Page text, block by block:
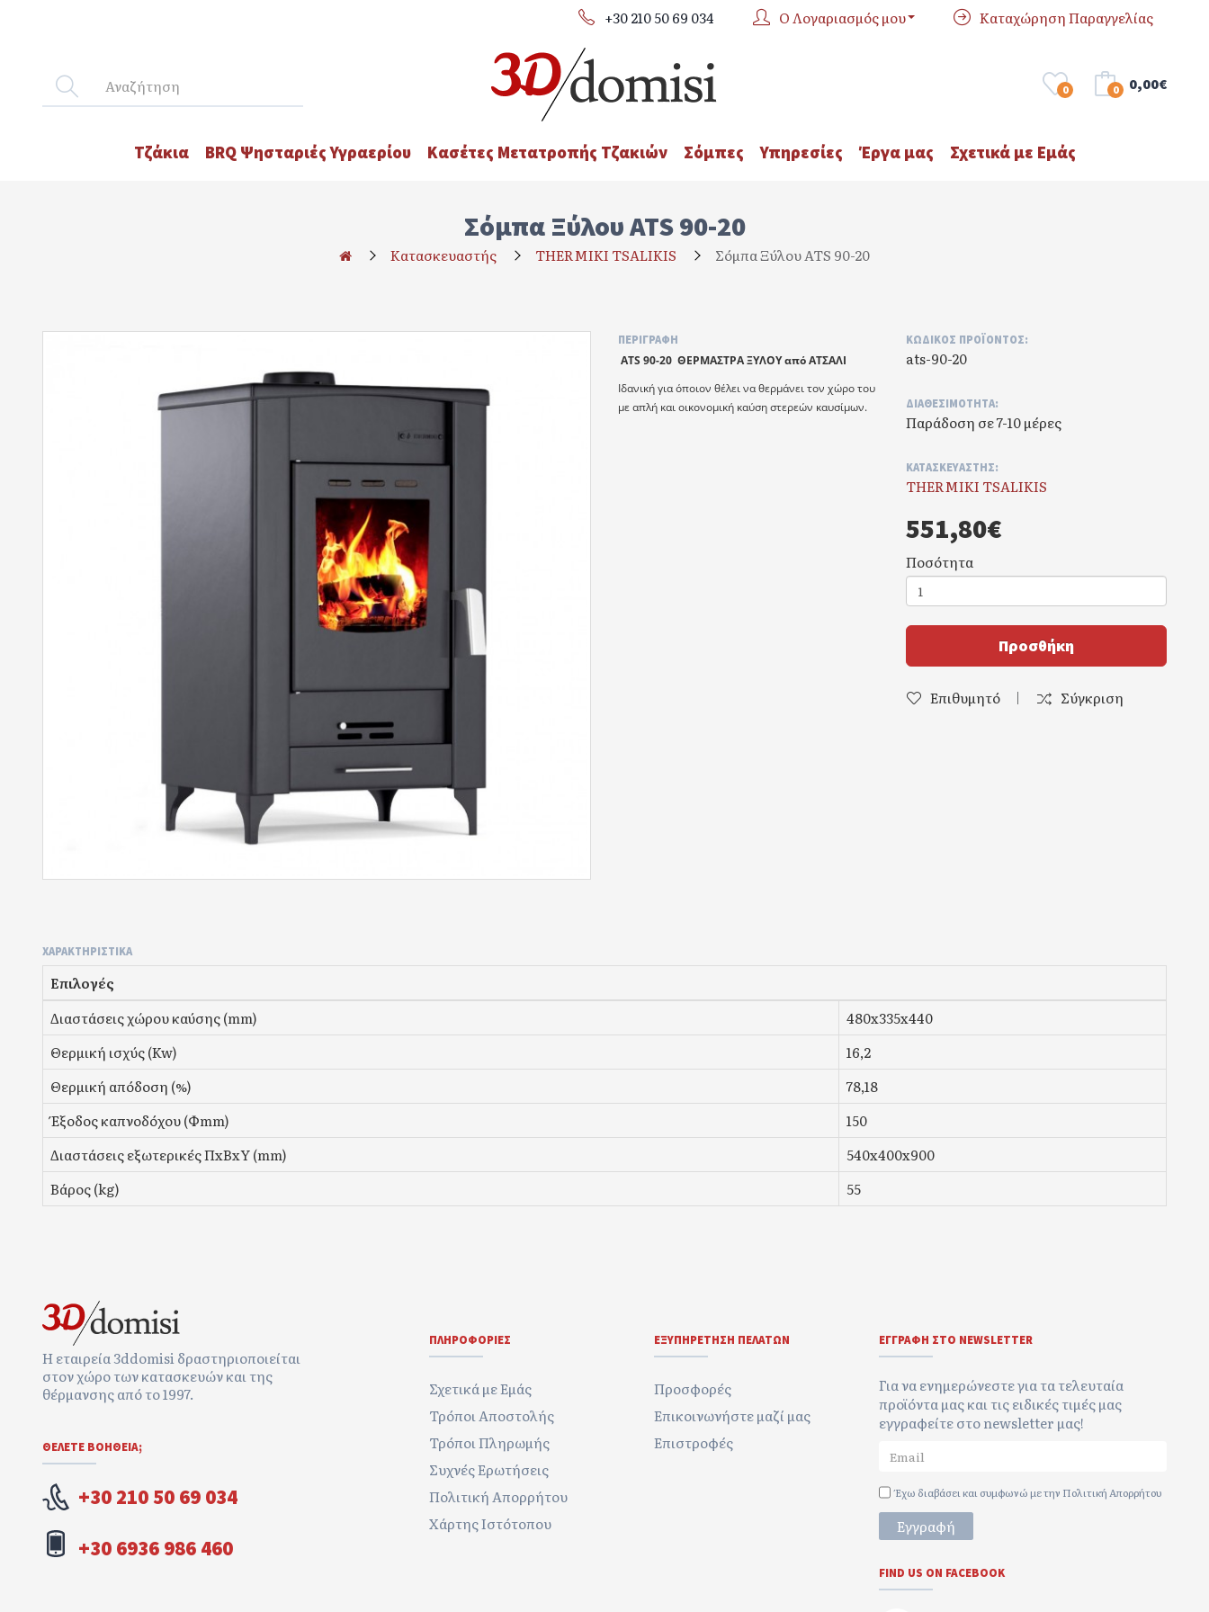
+30 210 50 69 034 Ο Λογαριασμός μου Καταχώρηση Παραγγελίας
0 0 0,00€
Τζάκια BRQ Ψησταριές Υγραερίου Κασέτες Μετατροπής Τζακιών Σόμπες Υπηρεσίες Έργα μας Σχετικά με Εμάς
Σόμπα Ξύλου ATS 90-20
Κατασκευαστής THERMIKI TSALIKIS Σόμπα Ξύλου ATS 90-20
ΚΩΔΙΚΌΣ ΠΡΟΪΌΝΤΟΣ:
ats-90-20
ΔΙΑΘΕΣΙΜΌΤΗΤΑ:
Παράδοση σε 7-10 μέρες
ΚΑΤΑΣΚΕΥΑΣΤΉΣ:
THERMIKI TSALIKIS
551,80€
Ποσότητα
Προσθήκη
Επιθυμητό Σύγκριση
ΠΕΡΙΓΡΑΦΉ
ATS 90-20 ΘΕΡΜΑΣΤΡΑ ΞΥΛΟΥ από ΑΤΣΑΛΙ
Ιδανική για όποιον θέλει να θερμάνει τον χώρο του
με απλή και οικονομική καύση στερεών καυσίμων.
ΧΑΡΑΚΤΗΡΙΣΤΙΚΆ
Επιλογές
Διαστάσεις χώρου καύσης (mm)
480x335x440
Θερμική ισχύς (Kw)
16,2
Θερμική απόδοση (%)
78,18
Έξοδος καπνοδόχου (Φmm)
150
Διαστάσεις εξωτερικές ΠxΒxΥ (mm)
540x400x900
Βάρος (kg)
55
Η εταιρεία 3ddomisi δραστηριοποιείται
στον χώρο των κατασκευών και της
θέρμανσης από το 1997.
ΘΕΛΕΤΕ ΒΟΉΘΕΙΑ;
+30 210 50 69 034
+30 6936 986 460
ΠΛΗΡΟΦΟΡΊΕΣ
Σχετικά με Εμάς
Τρόποι Αποστολής
Τρόποι Πληρωμής
Συχνές Ερωτήσεις
Πολιτική Απορρήτου
Χάρτης Ιστότοπου
ΕΞΥΠΗΡΈΤΗΣΗ ΠΕΛΑΤΏΝ
Προσφορές
Επικοινωνήστε μαζί μας
Επιστροφές
ΕΓΓΡΑΦΉ ΣΤΟ NEWSLETTER
Για να ενημερώνεστε για τα τελευταία
προϊόντα μας και τις ειδικές τιμές μας
εγγραφείτε στο newsletter μας!
Έχω διαβάσει και συμφωνώ με την Πολιτική Απορρήτου
Εγγραφή
FIND US ON FACEBOOK